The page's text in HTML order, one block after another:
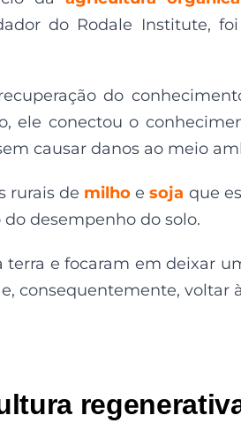
do Rodale Institute,
do
ele conectou o
causar danos ao meio
rurais de milhoesoja que
desempenho do solo.
terra e focaram em deixar
consequentemente, voltar